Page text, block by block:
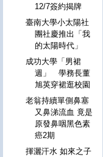
12/7簽約揭牌
臺南大學小太陽社
團社慶推出「我
的太陽時代」
成功大學「男裙
週」 學務長董
旭英穿裙逛校園
老翁持續單側鼻塞
又鼻涕流血 竟是
原發鼻咽黑色素
癌2期
揮灑汗水 如來之子